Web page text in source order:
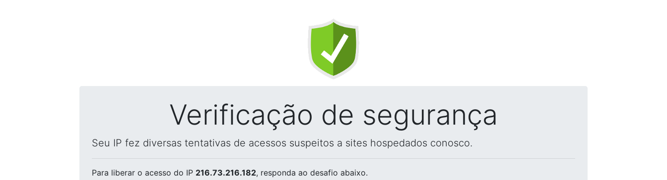
Verificação de segurança
Seu IP fez diversas tentativas de acessos suspeitos a sites hospedados conosco.
Para liberar o acesso do IP 216.73.216.182, responda ao desafio abaixo.